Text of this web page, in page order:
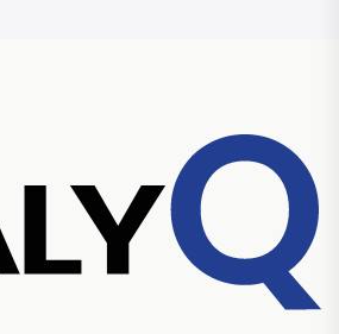
подвалах: жители
детей
тауарлар импорттық